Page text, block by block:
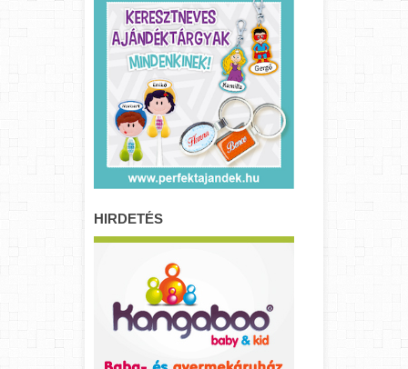
HIRDETÉS